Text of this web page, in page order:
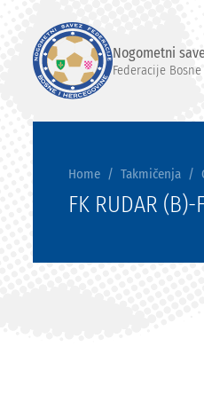
Nogometni
Federacije
Home Takmičenja
FK RUDAR (B)-